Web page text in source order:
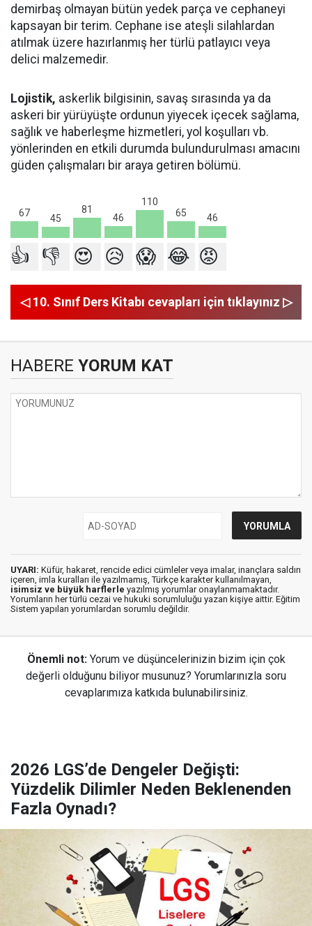
demirbaş olmayan bütün yedek parça ve cephaneyi
kapsayan bir terim. Cephane ise ateşli silahlardan
atılmak üzere hazırlanmış her türlü patlayıcı veya
delici malzemedir.
Lojistik, askerlik bilgisinin, savaş sırasında ya da
askeri bir yürüyüşte ordunun yiyecek içecek sağlama,
sağlık ve haberleşme hizmetleri, yol koşulları vb.
yönlerinden en etkili durumda bulundurulması amacını
güden çalışmaları bir araya getiren bölümü.
67 45
81
46
110
65
46
👍 👎 😍 😥 😱 😂 😡
◁ 10. Sınıf Ders Kitabı cevapları için tıklayınız ▷
HABERE YORUM KAT
UYARI: Küfür, hakaret, rencide edici cümleler veya imalar, inançlara saldırı
içeren, imla kuralları ile yazılmamış, Türkçe karakter kullanılmayan,
isimsiz ve büyük harflerle yazılmış yorumlar onaylanmamaktadır.
Yorumların her türlü cezai ve hukuki sorumluluğu yazan kişiye aittir. Eğitim
Sistem yapılan yorumlardan sorumlu değildir.
Önemli not: Yorum ve düşüncelerinizin bizim için çok
değerli olduğunu biliyor musunuz? Yorumlarınızla soru
cevaplarımıza katkıda bulunabilirsiniz.
2026 LGS’de Dengeler Değişti:
Yüzdelik Dilimler Neden Beklenenden
Fazla Oynadı?